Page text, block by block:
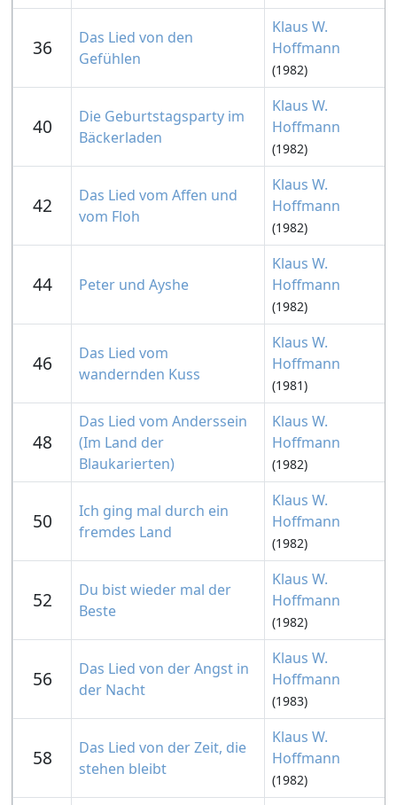
36
Das Lied von den
Gefühlen
Klaus W.
Hoffmann
(1982)
40
Die Geburtstagsparty im
Bäckerladen
Klaus W.
Hoffmann
(1982)
42
Das Lied vom Affen und
vom Floh
Klaus W.
Hoffmann
(1982)
44 Peter und Ayshe
Klaus W.
Hoffmann
(1982)
46
Das Lied vom
wandernden Kuss
Klaus W.
Hoffmann
(1981)
48
Das Lied vom Anderssein
(Im Land der
Blaukarierten)
Klaus W.
Hoffmann
(1982)
50
Ich ging mal durch ein
fremdes Land
Klaus W.
Hoffmann
(1982)
52
Du bist wieder mal der
Beste
Klaus W.
Hoffmann
(1982)
56
Das Lied von der Angst in
der Nacht
Klaus W.
Hoffmann
(1983)
58
Das Lied von der Zeit, die
stehen bleibt
Klaus W.
Hoffmann
(1982)